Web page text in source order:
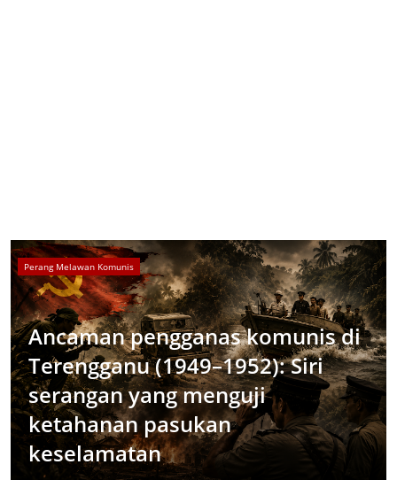
Perang Melawan Komunis
Ancaman pengganas komunis di
Terengganu (1949–1952): Siri
serangan yang menguji
ketahanan pasukan
keselamatan